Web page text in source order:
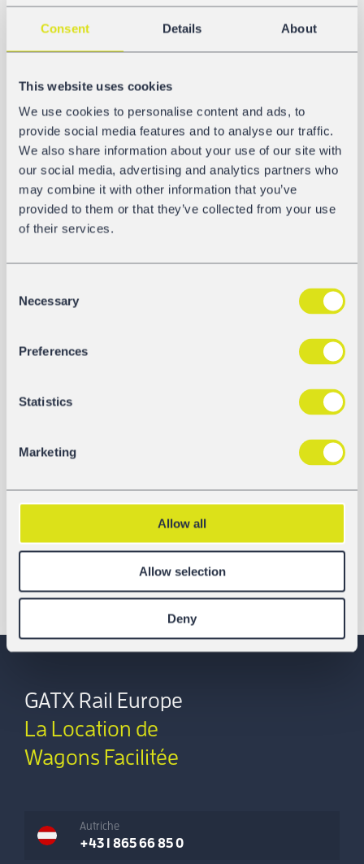
Consent Details About
This website uses cookies
We use cookies to personalise content and ads, to
provide social media features and to analyse our traffic.
We also share information about your use of our site with
our social media, advertising and analytics partners who
may combine it with other information that you’ve
provided to them or that they’ve collected from your use
of their services.
Selection
Necessary
Preferences
Statistics
Marketing
Allow all
Allow selection
Deny
Écartement essieux extrême
Codage citerne
Rechauffeurs/Calorifuge
Non
GATX Rail Europe
La Location de
Wagons Facilitée
Autriche
+43 1 865 66 85 0